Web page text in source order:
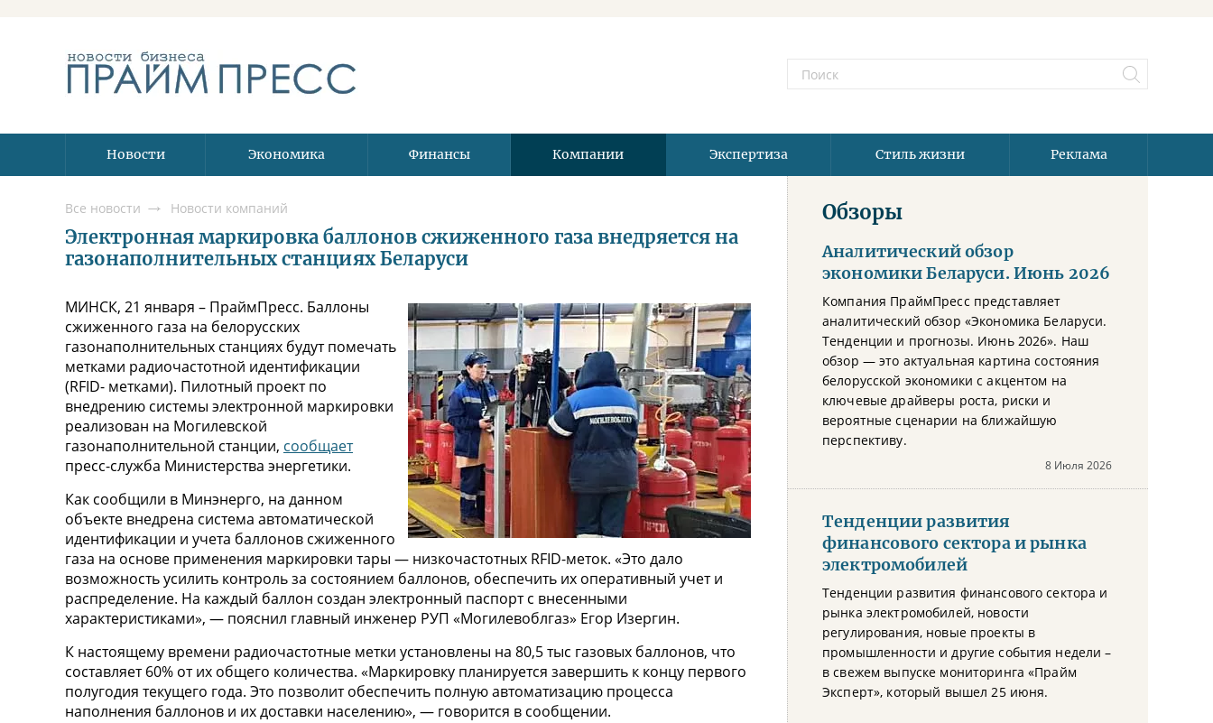
Новости Экономика Финансы Компании Экспертиза Стиль жизни Реклама
Все новости Новости компаний
Электронная маркировка баллонов сжиженного газа внедряется на
газонаполнительных станциях Беларуси
МИНСК, 21 января – ПраймПресс. Баллоны
сжиженного газа на белорусских
газонаполнительных станциях будут помечать
метками радиочастотной идентификации
(RFID- метками). Пилотный проект по
внедрению системы электронной маркировки
реализован на Могилевской
газонаполнительной станции, сообщает
пресс-служба Министерства энергетики.
Как сообщили в Минэнерго, на данном
объекте внедрена система автоматической
идентификации и учета баллонов сжиженного
газа на основе применения маркировки тары — низкочастотных RFID-меток. «Это дало
возможность усилить контроль за состоянием баллонов, обеспечить их оперативный учет и
распределение. На каждый баллон создан электронный паспорт с внесенными
характеристиками», — пояснил главный инженер РУП «Могилевоблгаз» Егор Изергин.
К настоящему времени радиочастотные метки установлены на 80,5 тыс газовых баллонов, что
составляет 60% от их общего количества. «Маркировку планируется завершить к концу первого
полугодия текущего года. Это позволит обеспечить полную автоматизацию процесса
наполнения баллонов и их доставки населению», — говорится в сообщении.
Обзоры
Аналитический обзор
экономики Беларуси. Июнь 2026
Компания ПраймПресс представляет
аналитический обзор «Экономика Беларуси.
Тенденции и прогнозы. Июнь 2026». Наш
обзор — это актуальная картина состояния
белорусской экономики с акцентом на
ключевые драйверы роста, риски и
вероятные сценарии на ближайшую
перспективу.
8 Июля 2026
Тенденции развития
финансового сектора и рынка
электромобилей
Тенденции развития финансового сектора и
рынка электромобилей, новости
регулирования, новые проекты в
промышленности и другие события недели –
в свежем выпуске мониторинга «Прайм
Эксперт», который вышел 25 июня.